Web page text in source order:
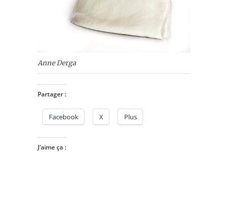
Anne Derga
Partager :
Facebook X Plus
J’aime ça :